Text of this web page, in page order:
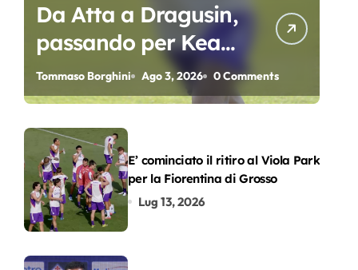
Da Atta a Dragusin,
passando per Kean
e Piccoli. A chi gli
oscar del
precampionato?
Tommaso Borghini Ago 3, 2026 0 Comments
E’ cominciato il ritiro al Viola Park
per la Fiorentina di Grosso
Lug 13, 2026